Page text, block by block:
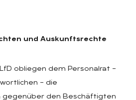
und Auskunftsrechte
obliegen dem Personalrat –
– die
gegenüber den Beschäftigten